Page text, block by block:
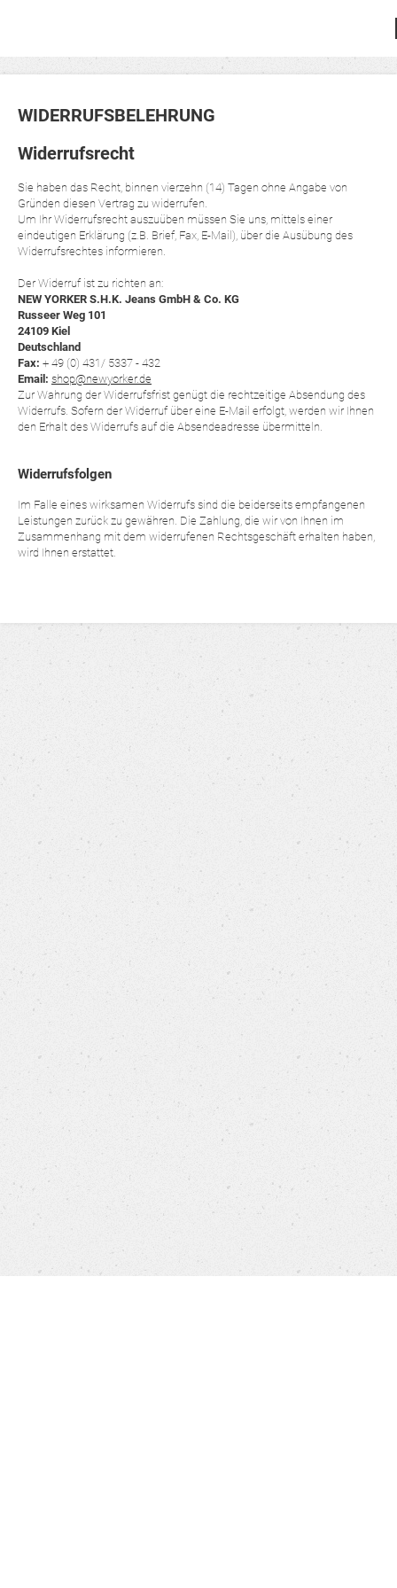
WIDERRUFSBELEHRUNG
Widerrufsrecht
Sie haben das Recht, binnen vierzehn (14) Tagen ohne Angabe von
Gründen diesen Vertrag zu widerrufen.
Um Ihr Widerrufsrecht auszuüben müssen Sie uns, mittels einer
eindeutigen Erklärung (z.B. Brief, Fax, E-Mail), über die Ausübung des
Widerrufsrechtes informieren.
Der Widerruf ist zu richten an:
NEW YORKER S.H.K. Jeans GmbH & Co. KG
Russeer Weg 101
24109 Kiel
Deutschland
Fax: + 49 (0) 431/ 5337 - 432
Email: shop@newyorker.de
Zur Wahrung der Widerrufsfrist genügt die rechtzeitige Absendung des
Widerrufs. Sofern der Widerruf über eine E-Mail erfolgt, werden wir Ihnen
den Erhalt des Widerrufs auf die Absendeadresse übermitteln.
Widerrufsfolgen
Im Falle eines wirksamen Widerrufs sind die beiderseits empfangenen
Leistungen zurück zu gewähren. Die Zahlung, die wir von Ihnen im
Zusammenhang mit dem widerrufenen Rechtsgeschäft erhalten haben,
wird Ihnen erstattet.